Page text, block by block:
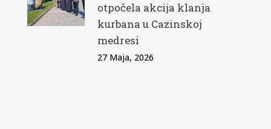
otpočela akcija klanja
kurbana u Cazinskoj
medresi
27 Maja, 2026